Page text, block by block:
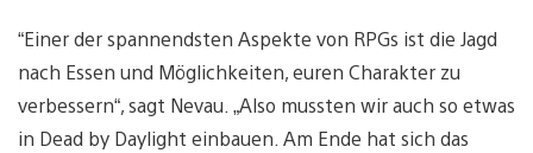
“Einer der spannendsten Aspekte von RPGs ist die Jagd
nach Essen und Möglichkeiten, euren Charakter zu
verbessern“, sagt Nevau. „Also mussten wir auch so etwas
in Dead by Daylight einbauen. Am Ende hat sich das